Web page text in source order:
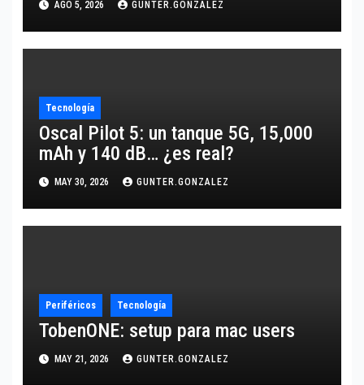
AGO 5, 2026 GUNTER.GONZALEZ
Tecnología
Oscal Pilot 5: un tanque 5G, 15,000
mAh y 140 dB… ¿es real?
MAY 30, 2026 GUNTER.GONZALEZ
Periféricos Tecnología
TobenONE: setup para mac users
MAY 21, 2026 GUNTER.GONZALEZ